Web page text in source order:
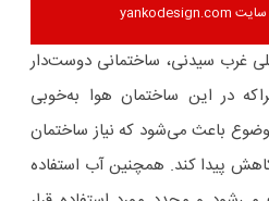
غرب سیدنی، ساختمانی دوست‌دار
در این ساختمان هوا به‌خوبی
باعث می‌شود که نیاز ساختمان
پیدا کند. همچنین آب استفاده